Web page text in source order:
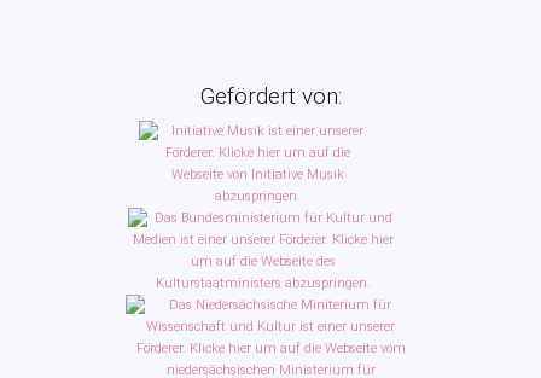
Gefördert von: